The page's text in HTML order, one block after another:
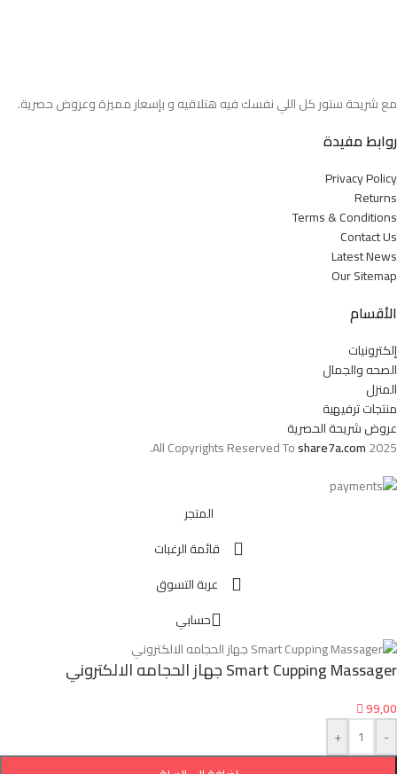
مع شريحة ستور كل اللي نفسك فيه هتلاقيه و بإسعار مميزة وعروض حصرية.
روابط مفيدة
Privacy Policy
Returns
Terms & Conditions
Contact Us
Latest News
Our Sitemap
الأقسام
إلكترونيات
الصحه والجمال
المنزل
منتجات ترفيهية
عروض شريحة الحصرية
All Copyrights Reserved Toshare7a.com2025.
المتجر
قائمة الرغبات
عربة التسوق
حسابي
Smart Cupping Massager جهاز الحجامه الالكتروني
99,00
-
+